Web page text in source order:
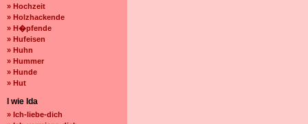
» Hochzeit
» Holzhackende
» H�pfende
» Hufeisen
» Huhn
» Hummer
» Hunde
» Hut
I wie Ida
» Ich-liebe-dich